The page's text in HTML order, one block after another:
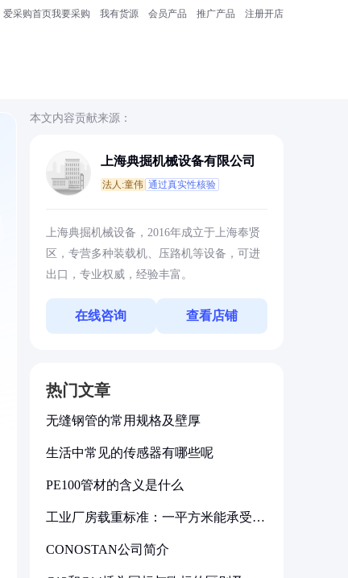
爱采购首页我要采购 我有货源 会员产品 推广产品 注册开店
本文内容贡献来源：
上海典掘机械设备有限公司
法人:童伟 通过真实性核验
上海典掘机械设备，2016年成立于上海奉贤
区，专营多种装载机、压路机等设备，可进
出口，专业权威，经验丰富。
在线咨询 查看店铺
热门文章
无缝钢管的常用规格及壁厚
生活中常见的传感器有哪些呢
PE100管材的含义是什么
工业厂房载重标准：一平方米能承受多
CONOSTAN公司简介